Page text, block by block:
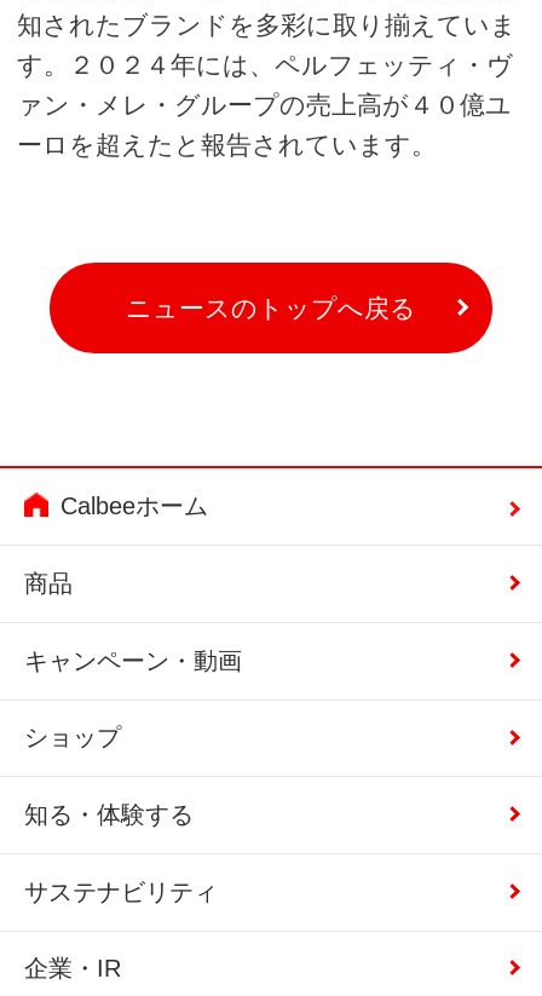
知されたブランドを多彩に取り揃えていま
す。２０２４年には、ペルフェッティ・ヴ
ァン・メレ・グループの売上高が４０億ユ
ーロを超えたと報告されています。
ニュースのトップへ戻る
Calbeeホーム
商品
キャンペーン・動画
ショップ
知る・体験する
サステナビリティ
企業・IR